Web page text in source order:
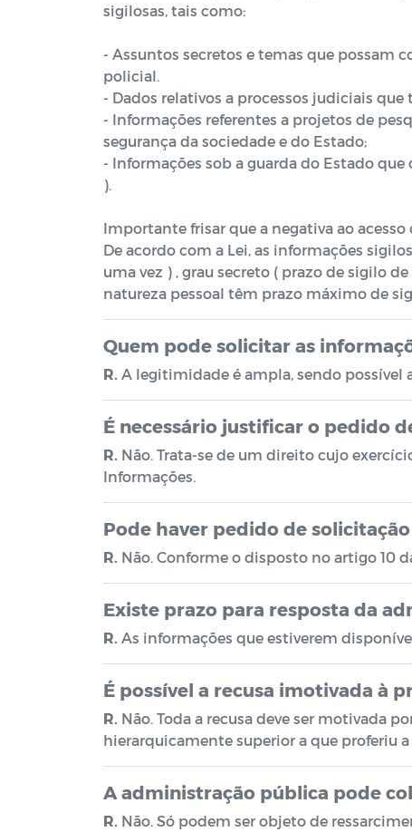
sigilosas, tais como:
- Assuntos secretos e temas que possam
policial.
- Dados relativos a processos judiciais
- Informações referentes a projetos de
segurança da sociedade e do Estado;
- Informações sob a guarda do Estado
).
Importante frisar que a negativa ao
De acordo com a Lei, as informações
uma vez ) , grau secreto ( prazo de sigilo
natureza pessoal têm prazo máximo de
Quem pode solicitar as
R. A legitimidade é ampla, sendo possível
É necessário justificar o pedido
R. Não. Trata-se de um direito cujo
Informações.
Pode haver pedido de
R. Não. Conforme o disposto no artigo 10
Existe prazo para resposta da
R. As informações que estiverem
É possível a recusa imotivada à
R. Não. Toda a recusa deve ser motivada
hierarquicamente superior a que proferiu a
A administração pública pode
R. Não. Só podem ser objeto de